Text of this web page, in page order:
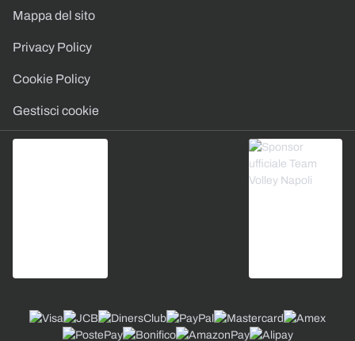
Mappa del sito
Privacy Policy
Cookie Policy
Gestisci cookie